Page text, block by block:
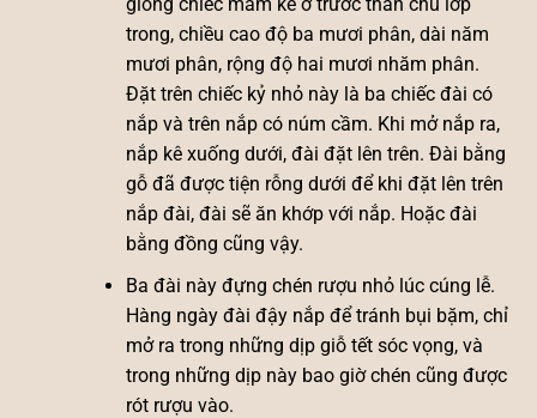
trong, chiều cao độ ba mươi phân, dài năm
mươi phân, rộng độ hai mươi nhăm phân.
Đặt trên chiếc kỷ nhỏ này là ba chiếc đài có
nắp và trên nắp có núm cầm. Khi mở nắp ra,
nắp kê xuống dưới, đài đặt lên trên. Đài bằng
gỗ đã được tiện rỗng dưới để khi đặt lên trên
nắp đài, đài sẽ ăn khớp với nắp. Hoặc đài
bằng đồng cũng vậy.
Ba đài này đựng chén rượu nhỏ lúc cúng lễ.
Hàng ngày đài đậy nắp để tránh bụi bặm, chỉ
mở ra trong những dịp giỗ tết sóc vọng, và
trong những dịp này bao giờ chén cũng được
rót rượu vào.